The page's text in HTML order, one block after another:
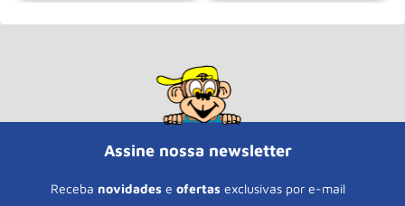
Assine nossa newsletter
Receba novidades e ofertas exclusivas por e-mail